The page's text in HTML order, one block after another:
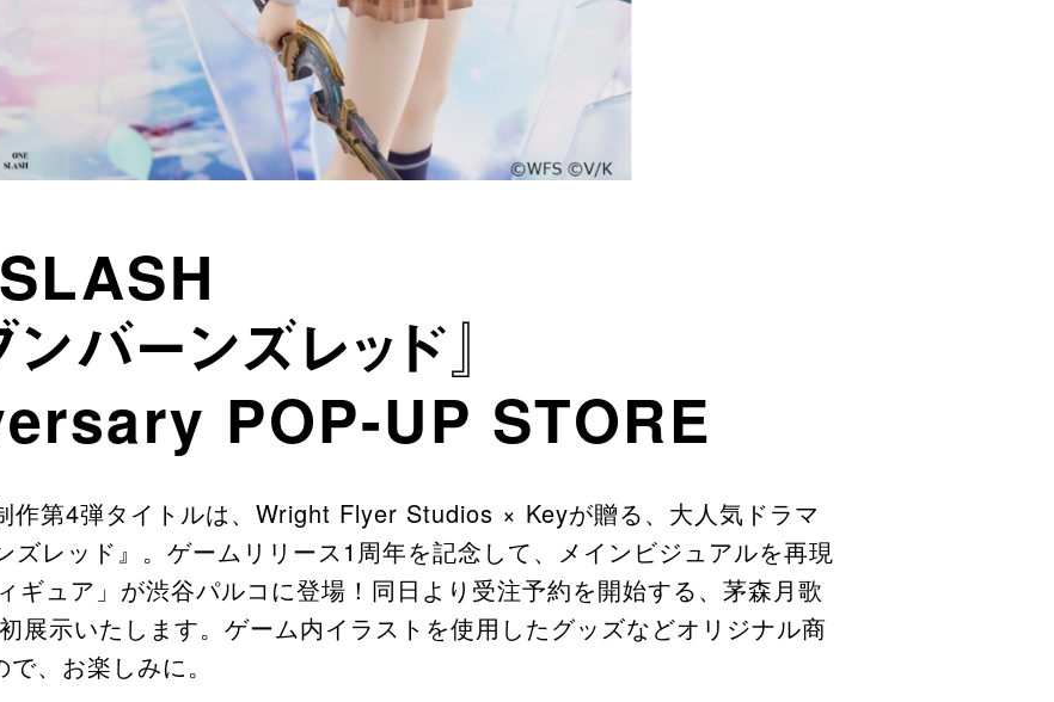
バーンズレッド』
POP-UP STORE
作第4弾タイトルは、Wright Flyer Studios × Keyが贈る、大人気ドラマ
ズレッド』。ゲームリリース1周年を記念して、メインビジュアルを再現
ギュア」が渋谷パルコに登場！同日より受注予約を開始する、茅森月歌
展示いたします。ゲーム内イラストを使用したグッズなどオリジナル商
、お楽しみに。